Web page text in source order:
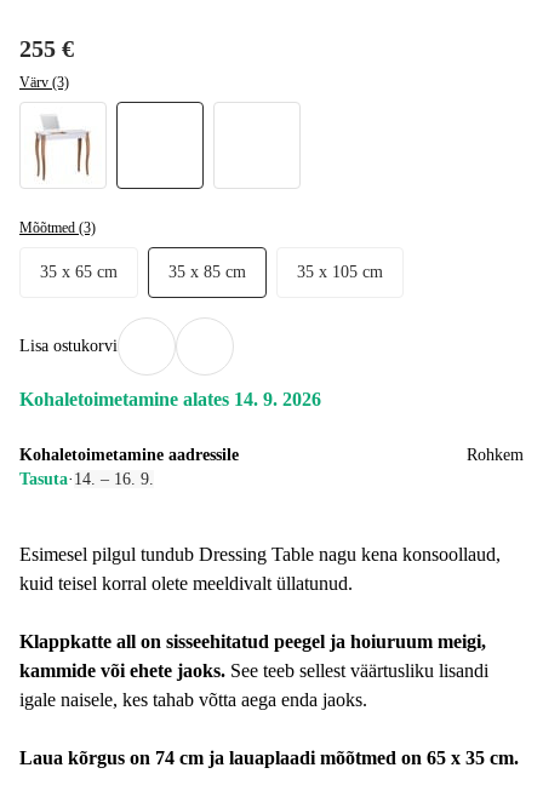
255 €
Värv (3)
Mõõtmed (3)
35 x 65 cm 35 x 85 cm 35 x 105 cm
Lisa ostukorvi
Kohaletoimetamine alates 14. 9. 2026
Kohaletoimetamine aadressile
Tasuta· 14. – 16. 9.
Rohkem
Esimesel pilgul tundub Dressing Table nagu kena konsoollaud,
kuid teisel korral olete meeldivalt üllatunud.
Klappkatte all on sisseehitatud peegel ja hoiuruum meigi,
kammide või ehete jaoks. See teeb sellest väärtusliku lisandi
igale naisele, kes tahab võtta aega enda jaoks.
Laua kõrgus on 74 cm ja lauaplaadi mõõtmed on 65 x 35 cm.